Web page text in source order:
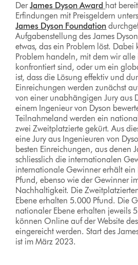
DerJames Dyson Award hat
Erfindungen mit Preisgeldern
James Dyson Foundation
Aufgabenstellung des James
etwas, das ein Problem löst. Dabei
Problem handeln, mit dem wir alle
konfrontiert sind, oder um ein
ist, dass die Lösung effektiv und
Einreichungen werden zunächst
von einer unabhängigen Jury aus
einem Ingenieur von Dyson
Teilnahmeland werden ein
zwei Zweitplatzierte gekürt. Aus
eine Jury aus Ingenieuren von
besten Einreichungen, aus denen
schliesslich die internationalen
internationale Gewinner erhält ein
Pfund, ebenso wie der Gewinner
Nachhaltigkeit. Die
Ebene erhalten 5.000 Pfund. Die
nationaler Ebene erhalten jeweils
können Online auf der Website
eingereicht werden. Start des
ist im März 2023.